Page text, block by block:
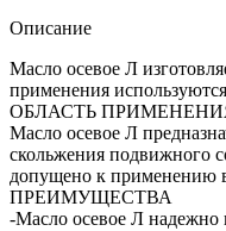
(202572)
Описание
Масло осевое Л
применения
ОБЛАСТЬ
Масло осевое Л
скольжения подвижного
допущено к применению
ПРЕИМУЩЕСТВА
-Масло осевое Л надежно